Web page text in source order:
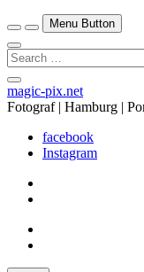
Menu Button
Search
…
Close
Side
Menu
magic-pix.net
Fotograf | Hamburg |
facebook
Instagram